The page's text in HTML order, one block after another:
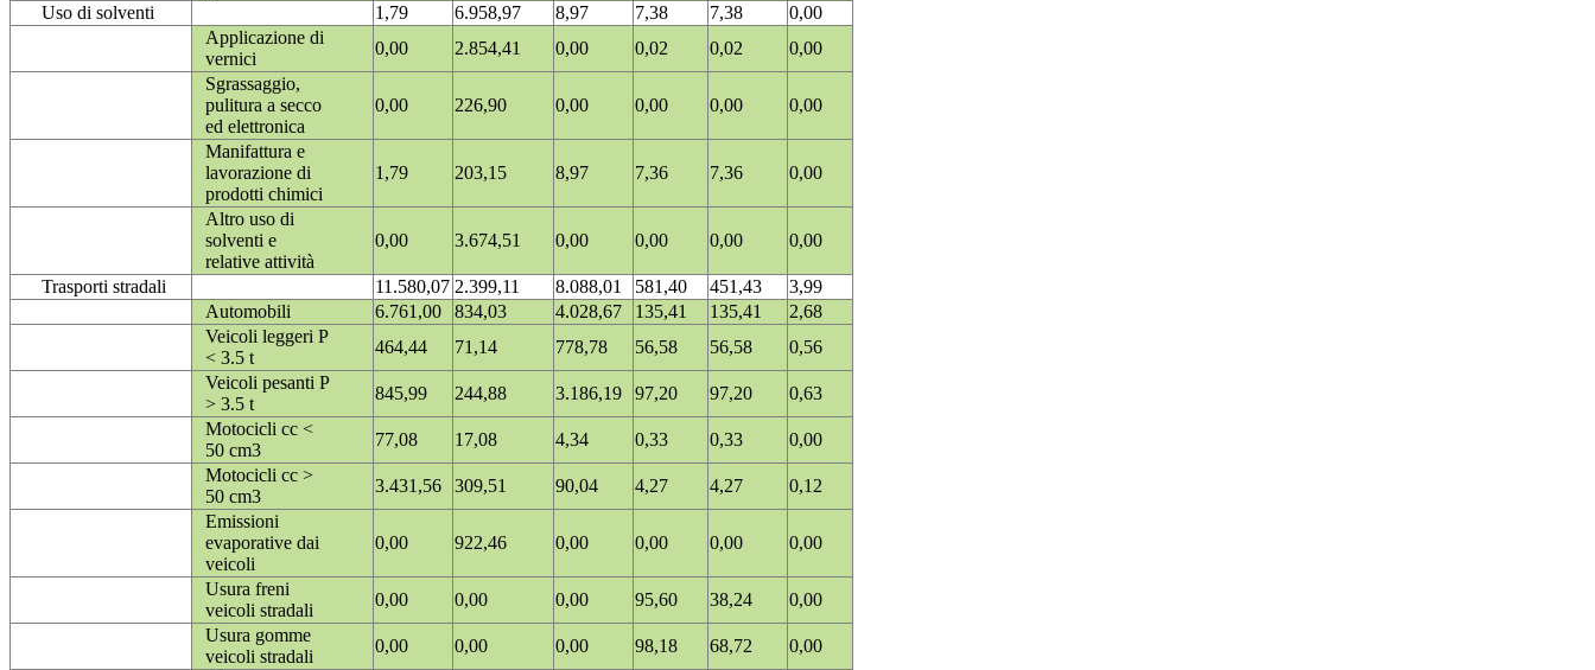
Uso di solventi 1,79 6.958,97 8,97 7,38 7,38
0,00
Applicazione di
vernici
0,00 2.854,41 0,00 0,02 0,02
0,00
Sgrassaggio,
pulitura a secco
ed elettronica
0,00 226,90 0,00 0,00 0,00 0,00
Manifattura e
lavorazione di
prodotti chimici
1,79 203,15 8,97 7,36 7,36 0,00
Altro uso di
solventi e
relative attività
0,00 3.674,51 0,00 0,00 0,00 0,00
Trasporti stradali 11.580,07 2.399,11 8.088,01 581,40 451,43
3,99
Automobili
6.761,00 834,03 4.028,67 135,41 135,41
2,68
Veicoli leggeri P
< 3.5 t
464,44 71,14 778,78 56,58 56,58
0,56
Veicoli pesanti P
> 3.5 t
845,99 244,88 3.186,19 97,20 97,20
0,63
Motocicli cc <
50 cm3
77,08 17,08 4,34 0,33 0,33
0,00
Motocicli cc >
50 cm3
3.431,56 309,51 90,04 4,27 4,27
0,12
Emissioni
evaporative dai
veicoli
0,00 922,46 0,00 0,00 0,00 0,00
Usura freni
veicoli stradali
0,00 0,00 0,00 95,60 38,24
0,00
Usura gomme
veicoli stradali
0,00 0,00 0,00 98,18 68,72
0,00